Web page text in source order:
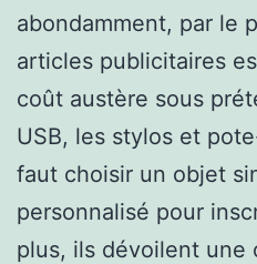
abondamment, par le
articles publicitaires
coût austère sous
USB, les stylos et
faut choisir un objet
personnalisé pour
plus, ils dévoilent une